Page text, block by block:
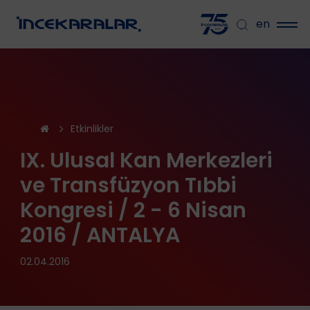
en
Etkinlikler
IX. Ulusal Kan Merkezleri
ve Transfüzyon Tıbbi
Kongresi / 2 - 6 Nisan
2016 / ANTALYA
02.04.2016